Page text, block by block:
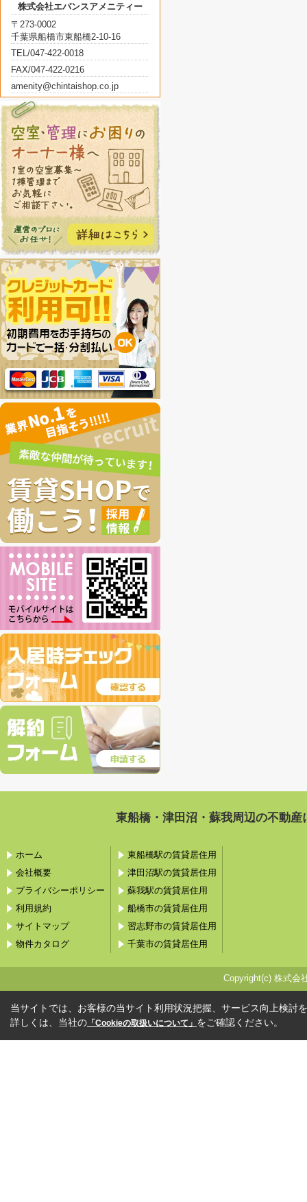
株式会社エバンスアメニティー
〒273-0002
千葉県船橋市東船橋2-10-16
TEL/047-422-0018
FAX/047-422-0216
amenity@chintaishop.co.jp
東船橋・津田沼・蘇我周辺の不動
ホーム
会社概要
プライバシーポリシー
利用規約
サイトマップ
物件カタログ
東船橋駅の賃貸居住用
津田沼駅の賃貸居住用
蘇我駅の賃貸居住用
船橋市の賃貸居住用
習志野市の賃貸居住用
千葉市の賃貸居住用
Copyright(c) 株式会
当サイトでは、お客様の当サイト利用状況把握、サービス向上検討
詳しくは、当社の 「Cookieの取扱いについて」 をご確認ください。